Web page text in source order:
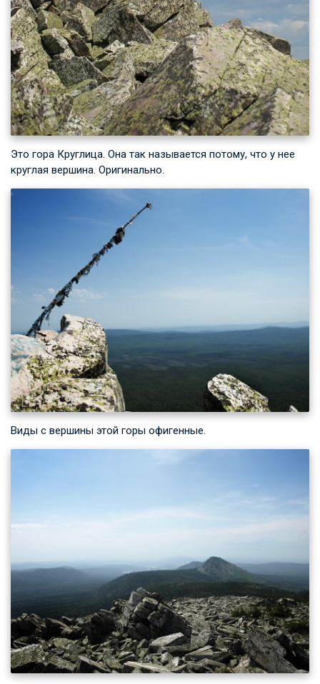
Это гора Круглица. Она так называется потому, что у нее
круглая вершина. Оригинально.
Виды с вершины этой горы офигенные.